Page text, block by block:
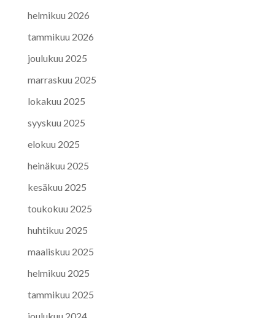
helmikuu 2026
tammikuu 2026
joulukuu 2025
marraskuu 2025
lokakuu 2025
syyskuu 2025
elokuu 2025
heinäkuu 2025
kesäkuu 2025
toukokuu 2025
huhtikuu 2025
maaliskuu 2025
helmikuu 2025
tammikuu 2025